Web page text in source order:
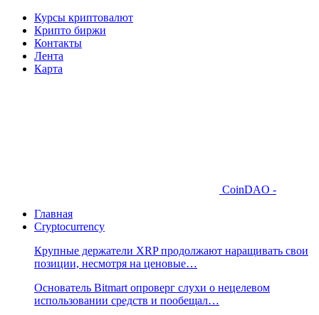
Курсы криптовалют
Крипто биржи
Контакты
Лента
Карта
CoinDAO -
Главная
Cryptocurrency
Крупные держатели XRP продолжают наращивать свои
позиции, несмотря на ценовые…
Основатель Bitmart опроверг слухи о нецелевом
использовании средств и пообещал…